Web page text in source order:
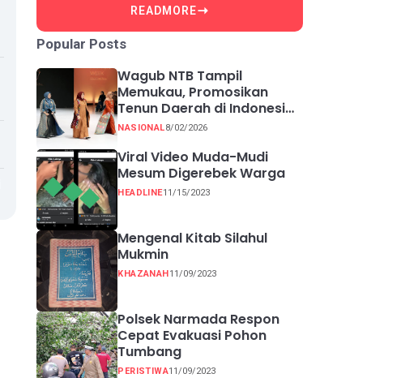
READMORE
Popular Posts
Wagub NTB Tampil
Memukau, Promosikan
Tenun Daerah di Indonesia
Fashion Week 2026
NASIONAL8/02/2026
Viral Video Muda-Mudi
Mesum Digerebek Warga
HEADLINE11/15/2023
Mengenal Kitab Silahul
Mukmin
KHAZANAH11/09/2023
Polsek Narmada Respon
Cepat Evakuasi Pohon
Tumbang
PERISTIWA11/09/2023